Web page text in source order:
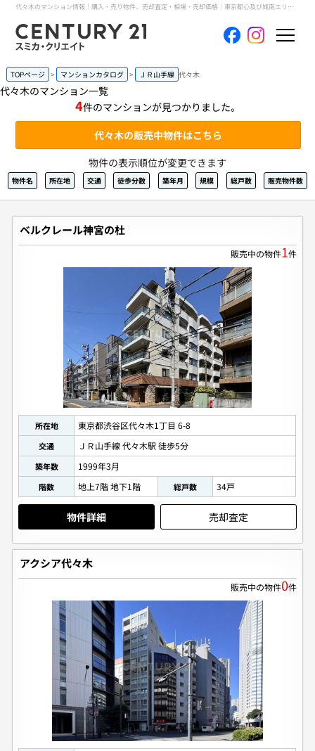
代々木のマンション情報｜購入・売り物件、売却査定・相場・売却価格｜東京都心及び城南エリアの不動産売買｜センチュリー21スミカ・クリエイト
ホーム
当社について
買いたい
売りたい
コンテンツ
会員メニュー
個人情報保護の取扱い 会員規約 サイトマップ
TOPページ マンションカタログ ＪＲ山手線 代々木
代々木のマンション一覧
4件のマンションが見つかりました。
代々木の販売中物件はこちら
物件の表示順位が変更できます
物件名 所在地 交通 徒歩分数 築年月 規模 総戸数 販売物件数
ベルクレール神宮の杜
販売中の物件1件
所在地 東京都渋谷区代々木1丁目 6-8
交通 ＪＲ山手線 代々木駅 徒歩5分
築年数 1999年3月
階数 地上7階 地下1階 総戸数 34戸
物件詳細 売却査定
アクシア代々木
販売中の物件0件